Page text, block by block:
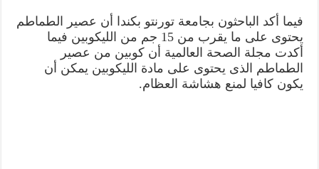
فيما أكد الباحثون بجامعة تورنتو بكندا أن عصير الطماطم
يحتوى على ما يقرب من 15 جم من الليكوبين فيما
أكدت مجلة الصحة العالمية أن كوبين من عصير
الطماطم الذى يحتوى على مادة الليكوبين يمكن أن
يكون كافيا لمنع هشاشة العظام.